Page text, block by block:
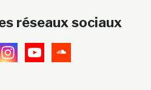
réseaux sociaux